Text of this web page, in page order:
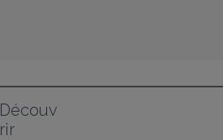
Découv
rir